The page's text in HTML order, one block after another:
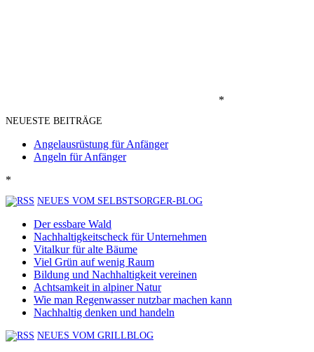
*
NEUESTE BEITRÄGE
Angelausrüstung für Anfänger
Angeln für Anfänger
*
NEUES VOM SELBSTSORGER-BLOG
Der essbare Wald
Nachhaltigkeitscheck für Unternehmen
Vitalkur für alte Bäume
Viel Grün auf wenig Raum
Bildung und Nachhaltigkeit vereinen
Achtsamkeit in alpiner Natur
Wie man Regenwasser nutzbar machen kann
Nachhaltig denken und handeln
NEUES VOM GRILLBLOG